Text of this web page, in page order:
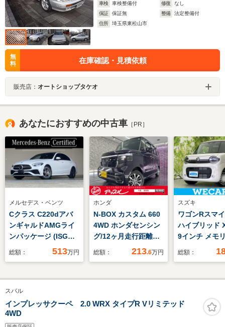
車検
車検整備付 修復
なし
保証
保証無 整備
法定整備付
住所
埼玉県東松山市
無
料
在庫確認・見積依頼
販売店： オートショップタケオ
あなたにおすすめの中古車 ［PR］
メルセデス・ベンツ
Cクラス C220dアバ
ンギャルドAMGライ
ンパッケージ (ISG搭
載モデル) ディーゼル
アップDISP/リアアク
スルステア/ARナ
ビ/18インチAMGアル
ミ
総額： 513万円
ホンダ
N-BOX カスタム 660
4WD ホンダセンシン
グ/12ヶ月走行距離無
制限保証/スマートキ
TV/バックカメラ/ステ
チ/LEDヘッドライト/
総額： 213.6万円
スズキ
ワゴンRスマ
ハイブリッド
9インチ メモ
ビ/セーフティ
ーター 運転席
止支援システ
ドランプ LED
総額：
スバル
インプレッサクーペ 2.0 WRX タイプR Vリミテッド
4WD